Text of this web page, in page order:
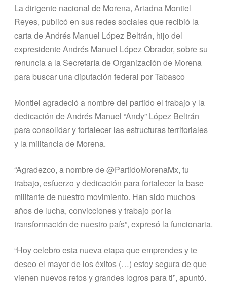
La dirigente nacional de Morena, Ariadna Montiel
Reyes, publicó en sus redes sociales que recibió la
carta de Andrés Manuel López Beltrán, hijo del
expresidente Andrés Manuel López Obrador, sobre su
renuncia a la Secretaría de Organización de Morena
para buscar una diputación federal por Tabasco
Montiel agradeció a nombre del partido el trabajo y la
dedicación de Andrés Manuel “Andy” López Beltrán
para consolidar y fortalecer las estructuras territoriales
y la militancia de Morena.
“Agradezco, a nombre de @PartidoMorenaMx, tu
trabajo, esfuerzo y dedicación para fortalecer la base
militante de nuestro movimiento. Han sido muchos
años de lucha, convicciones y trabajo por la
transformación de nuestro país”, expresó la funcionaria.
“Hoy celebro esta nueva etapa que emprendes y te
deseo el mayor de los éxitos (…) estoy segura de que
vienen nuevos retos y grandes logros para ti”, apuntó.